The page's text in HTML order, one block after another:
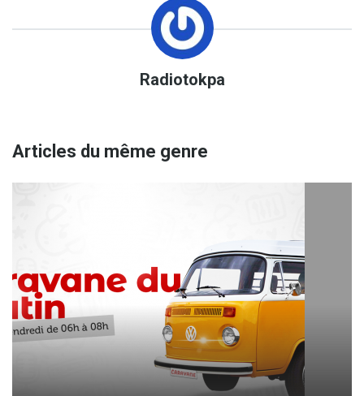
radiotokpa
Articles du même genre